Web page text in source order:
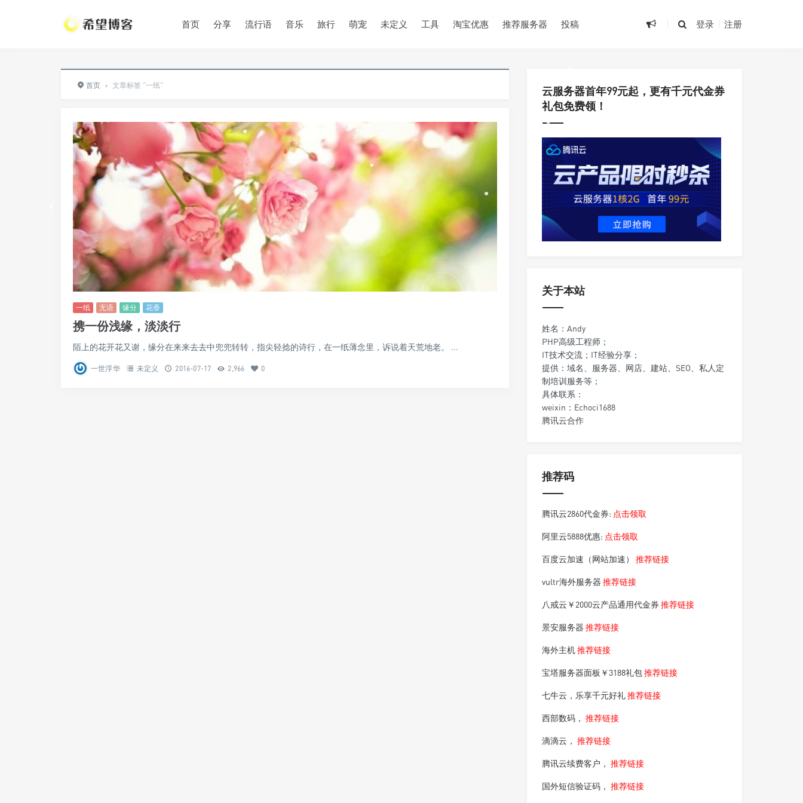
首页 分享 流行语 音乐 旅行 萌宠 未定义 工具 淘宝优惠 推荐服务器 投稿 登录 注册
首页 › 文章标签 "一纸"
一纸 无语 缘分 花香
携一份浅缘，淡淡行
陌上的花开花又谢，缘分在来来去去中兜兜转转，指尖轻捻的诗行，在一纸薄念里，诉说着天荒地老。 ...
一世浮华 未定义 2016-07-17 2,966 0
云服务器首年99元起，更有千元代金券
礼包免费领！
关于本站
姓名：Andy
PHP高级工程师；
IT技术交流；IT经验分享；
提供：域名、服务器、网店、建站、SEO、私人定
制培训服务等；
具体联系：
weixin：Echoci1688
腾讯云合作
推荐码
腾讯云2860代金券: 点击领取
阿里云5888优惠: 点击领取
百度云加速（网站加速）推荐链接
vultr海外服务器推荐链接
八戒云￥2000云产品通用代金券推荐链接
景安服务器推荐链接
海外主机推荐链接
宝塔服务器面板￥3188礼包推荐链接
七牛云，乐享千元好礼推荐链接
西部数码，推荐链接
滴滴云，推荐链接
腾讯云续费客户，推荐链接
国外短信验证码，推荐链接
•
•
•
•
•
•
•
•
•
•